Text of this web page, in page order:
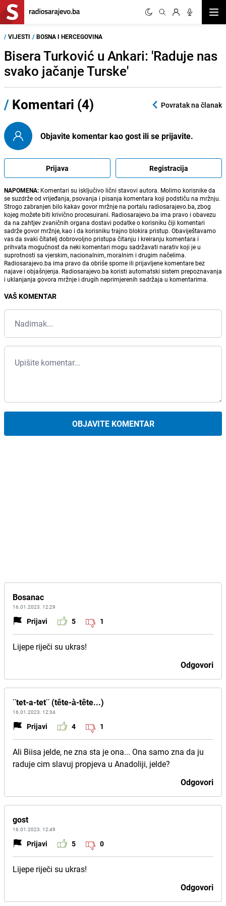
/ VIJESTI / BOSNA I HERCEGOVINA
Bisera Turković u Ankari: 'Raduje nas
svako jačanje Turske'
/ Komentari (4) Povratak na članak
Objavite komentar kao gost ili se prijavite.
Prijava Registracija
NAPOMENA: Komentari su isključivo lični stavovi autora. Molimo korisnike da
se suzdrže od vrijeđanja, psovanja i pisanja komentara koji podstiču na mržnju.
Strogo zabranjen bilo kakav govor mržnje na portalu radiosarajevo.ba, zbog
kojeg možete biti krivično procesuirani. Radiosarajevo.ba ima pravo i obavezu
da na zahtjev zvaničnih organa dostavi podatke o korisniku čiji komentari
sadrže govor mržnje, kao i da korisniku trajno blokira pristup. Obaviještavamo
vas da svaki čitatelj dobrovoljno pristupa čitanju i kreiranju komentara i
prihvata mogućnost da neki komentari mogu sadržavati narativ koji je u
suprotnosti sa vjerskim, nacionalnim, moralnim i drugim načelima.
Radiosarajevo.ba ima pravo da obriše sporne ili prijavljene komentare bez
najave i objašnjenja. Radiosarajevo.ba koristi automatski sistem prepoznavanja
i uklanjanja govora mržnje i drugih neprimjerenih sadržaja u komentarima.
VAŠ KOMENTAR
OBJAVITE KOMENTAR
Bosanac
16.01.2023. 12:29
Prijavi 5 1
Lijepe riječi su ukras!
Odgovori
¨tet-a-tet¨ (tête-à-tête...)
16.01.2023. 12:34
Prijavi 4 1
Ali Biisa jelde, ne zna sta je ona... Ona samo zna da ju
raduje cim slavuj propjeva u Anadoliji, jelde?
Odgovori
gost
16.01.2023. 12:49
Prijavi 5 0
Lijepe riječi su ukras!
Odgovori